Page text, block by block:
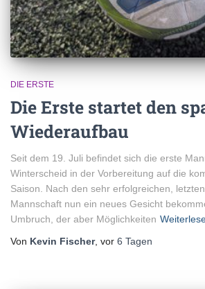
DIE ERSTE
Die Erste startet den
Wiederaufbau
Seit dem 19. Juli befindet sich die erste
Winterscheid in der Vorbereitung auf die
Saison. Nach den sehr erfolgreichen,
Mannschaft nun ein neues Gesicht
Umbruch, der aber Möglichkeiten
Von Kevin Fischer, vor 6 Tagen